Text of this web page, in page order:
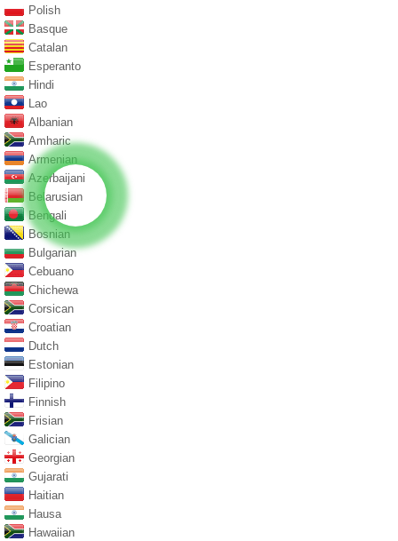
Polish
Basque
Catalan
Esperanto
Hindi
Lao
Albanian
Amharic
Armenian
Azerbaijani
Belarusian
Bengali
Bosnian
Bulgarian
Cebuano
Chichewa
Corsican
Croatian
Dutch
Estonian
Filipino
Finnish
Frisian
Galician
Georgian
Gujarati
Haitian
Hausa
Hawaiian